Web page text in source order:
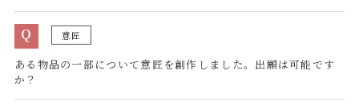
Q 意匠
ある物品の一部について意匠を創作しました。出願は可能です
か？